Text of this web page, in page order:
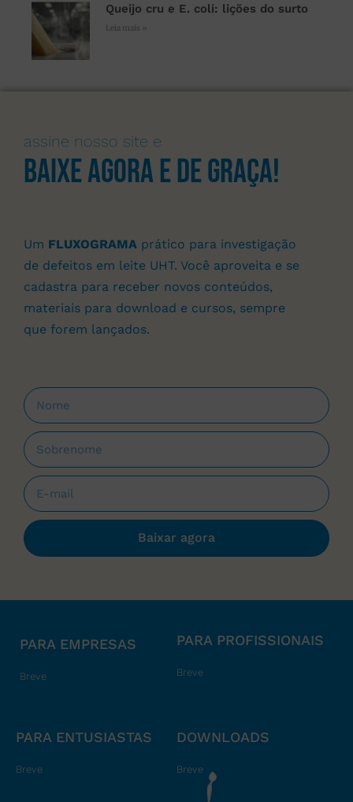
Queijo cru e E. coli: lições do surto
Leia mais »
assine nosso site e
Baixe agora e de graça!
Um FLUXOGRAMA prático para investigação
de defeitos em leite UHT. Você aproveita e se
cadastra para receber novos conteúdos,
materiais para download e cursos, sempre
que forem lançados.
Baixar agora
PARA EMPRESAS
Breve
PARA PROFISSIONAIS
Breve
PARA ENTUSIASTAS
Breve
DOWNLOADS
Breve